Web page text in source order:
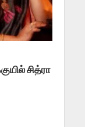
சித்ரா